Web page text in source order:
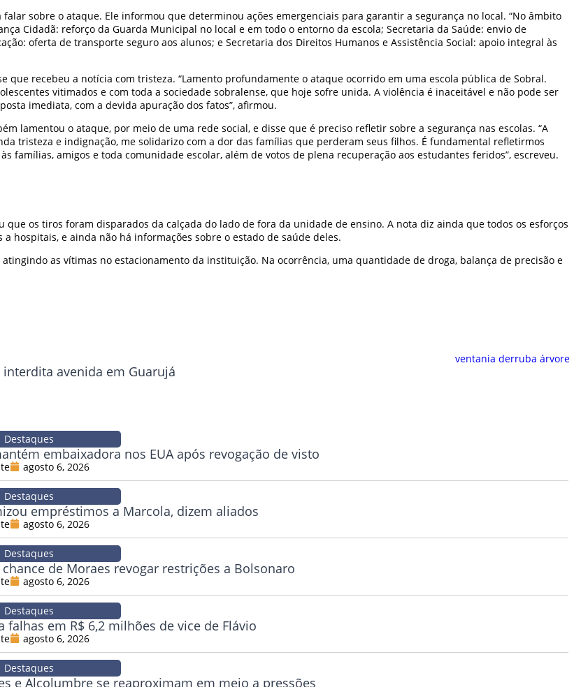
sobre o ataque. Ele informou que determinou ações emergenciais para garantir a segurança no local. “No âmbito
Cidadã: reforço da Guarda Municipal no local e em todo o entorno da escola; Secretaria da Saúde: envio de
oferta de transporte seguro aos alunos; e Secretaria dos Direitos Humanos e Assistência Social: apoio integral às
que recebeu a notícia com tristeza. “Lamento profundamente o ataque ocorrido em uma escola pública de Sobral.
vitimados e com toda a sociedade sobralense, que hoje sofre unida. A violência é inaceitável e não pode ser
imediata, com a devida apuração dos fatos”, afirmou.
lamentou o ataque, por meio de uma rede social, e disse que é preciso refletir sobre a segurança nas escolas. “A
tristeza e indignação, me solidarizo com a dor das famílias que perderam seus filhos. É fundamental refletirmos
famílias, amigos e toda comunidade escolar, além de votos de plena recuperação aos estudantes feridos”, escreveu.
que os tiros foram disparados da calçada do lado de fora da unidade de ensino. A nota diz ainda que todos os esforços
hospitais, e ainda não há informações sobre o estado de saúde deles.
as vítimas no estacionamento da instituição. Na ocorrência, uma quantidade de droga, balança de precisão e
avenida em Guarujá
Destaques
embaixadora nos EUA após revogação de visto
agosto 6, 2026
Destaques
empréstimos a Marcola, dizem aliados
agosto 6, 2026
Destaques
chance de Moraes revogar restrições a Bolsonaro
agosto 6, 2026
Destaques
falhas em R$ 6,2 milhões de vice de Flávio
agosto 6, 2026
Destaques
e Alcolumbre se reaproximam em meio a pressões